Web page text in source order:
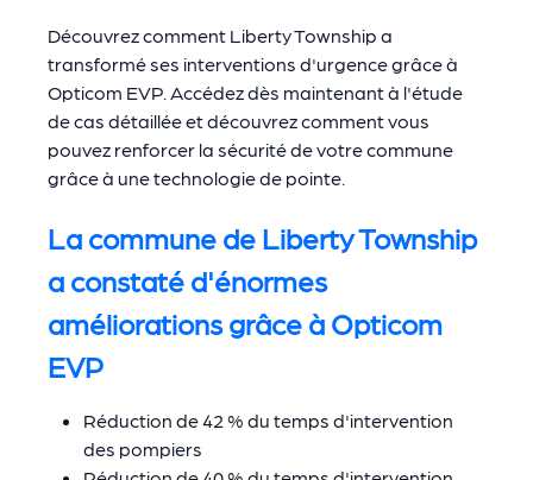
Découvrez comment Liberty Township a
transformé ses interventions d'urgence grâce à
Opticom EVP. Accédez dès maintenant à l'étude
de cas détaillée et découvrez comment vous
pouvez renforcer la sécurité de votre commune
grâce à une technologie de pointe.
La commune de Liberty Township
a constaté d'énormes
améliorations grâce à Opticom
EVP
Réduction de 42 % du temps d'intervention
des pompiers